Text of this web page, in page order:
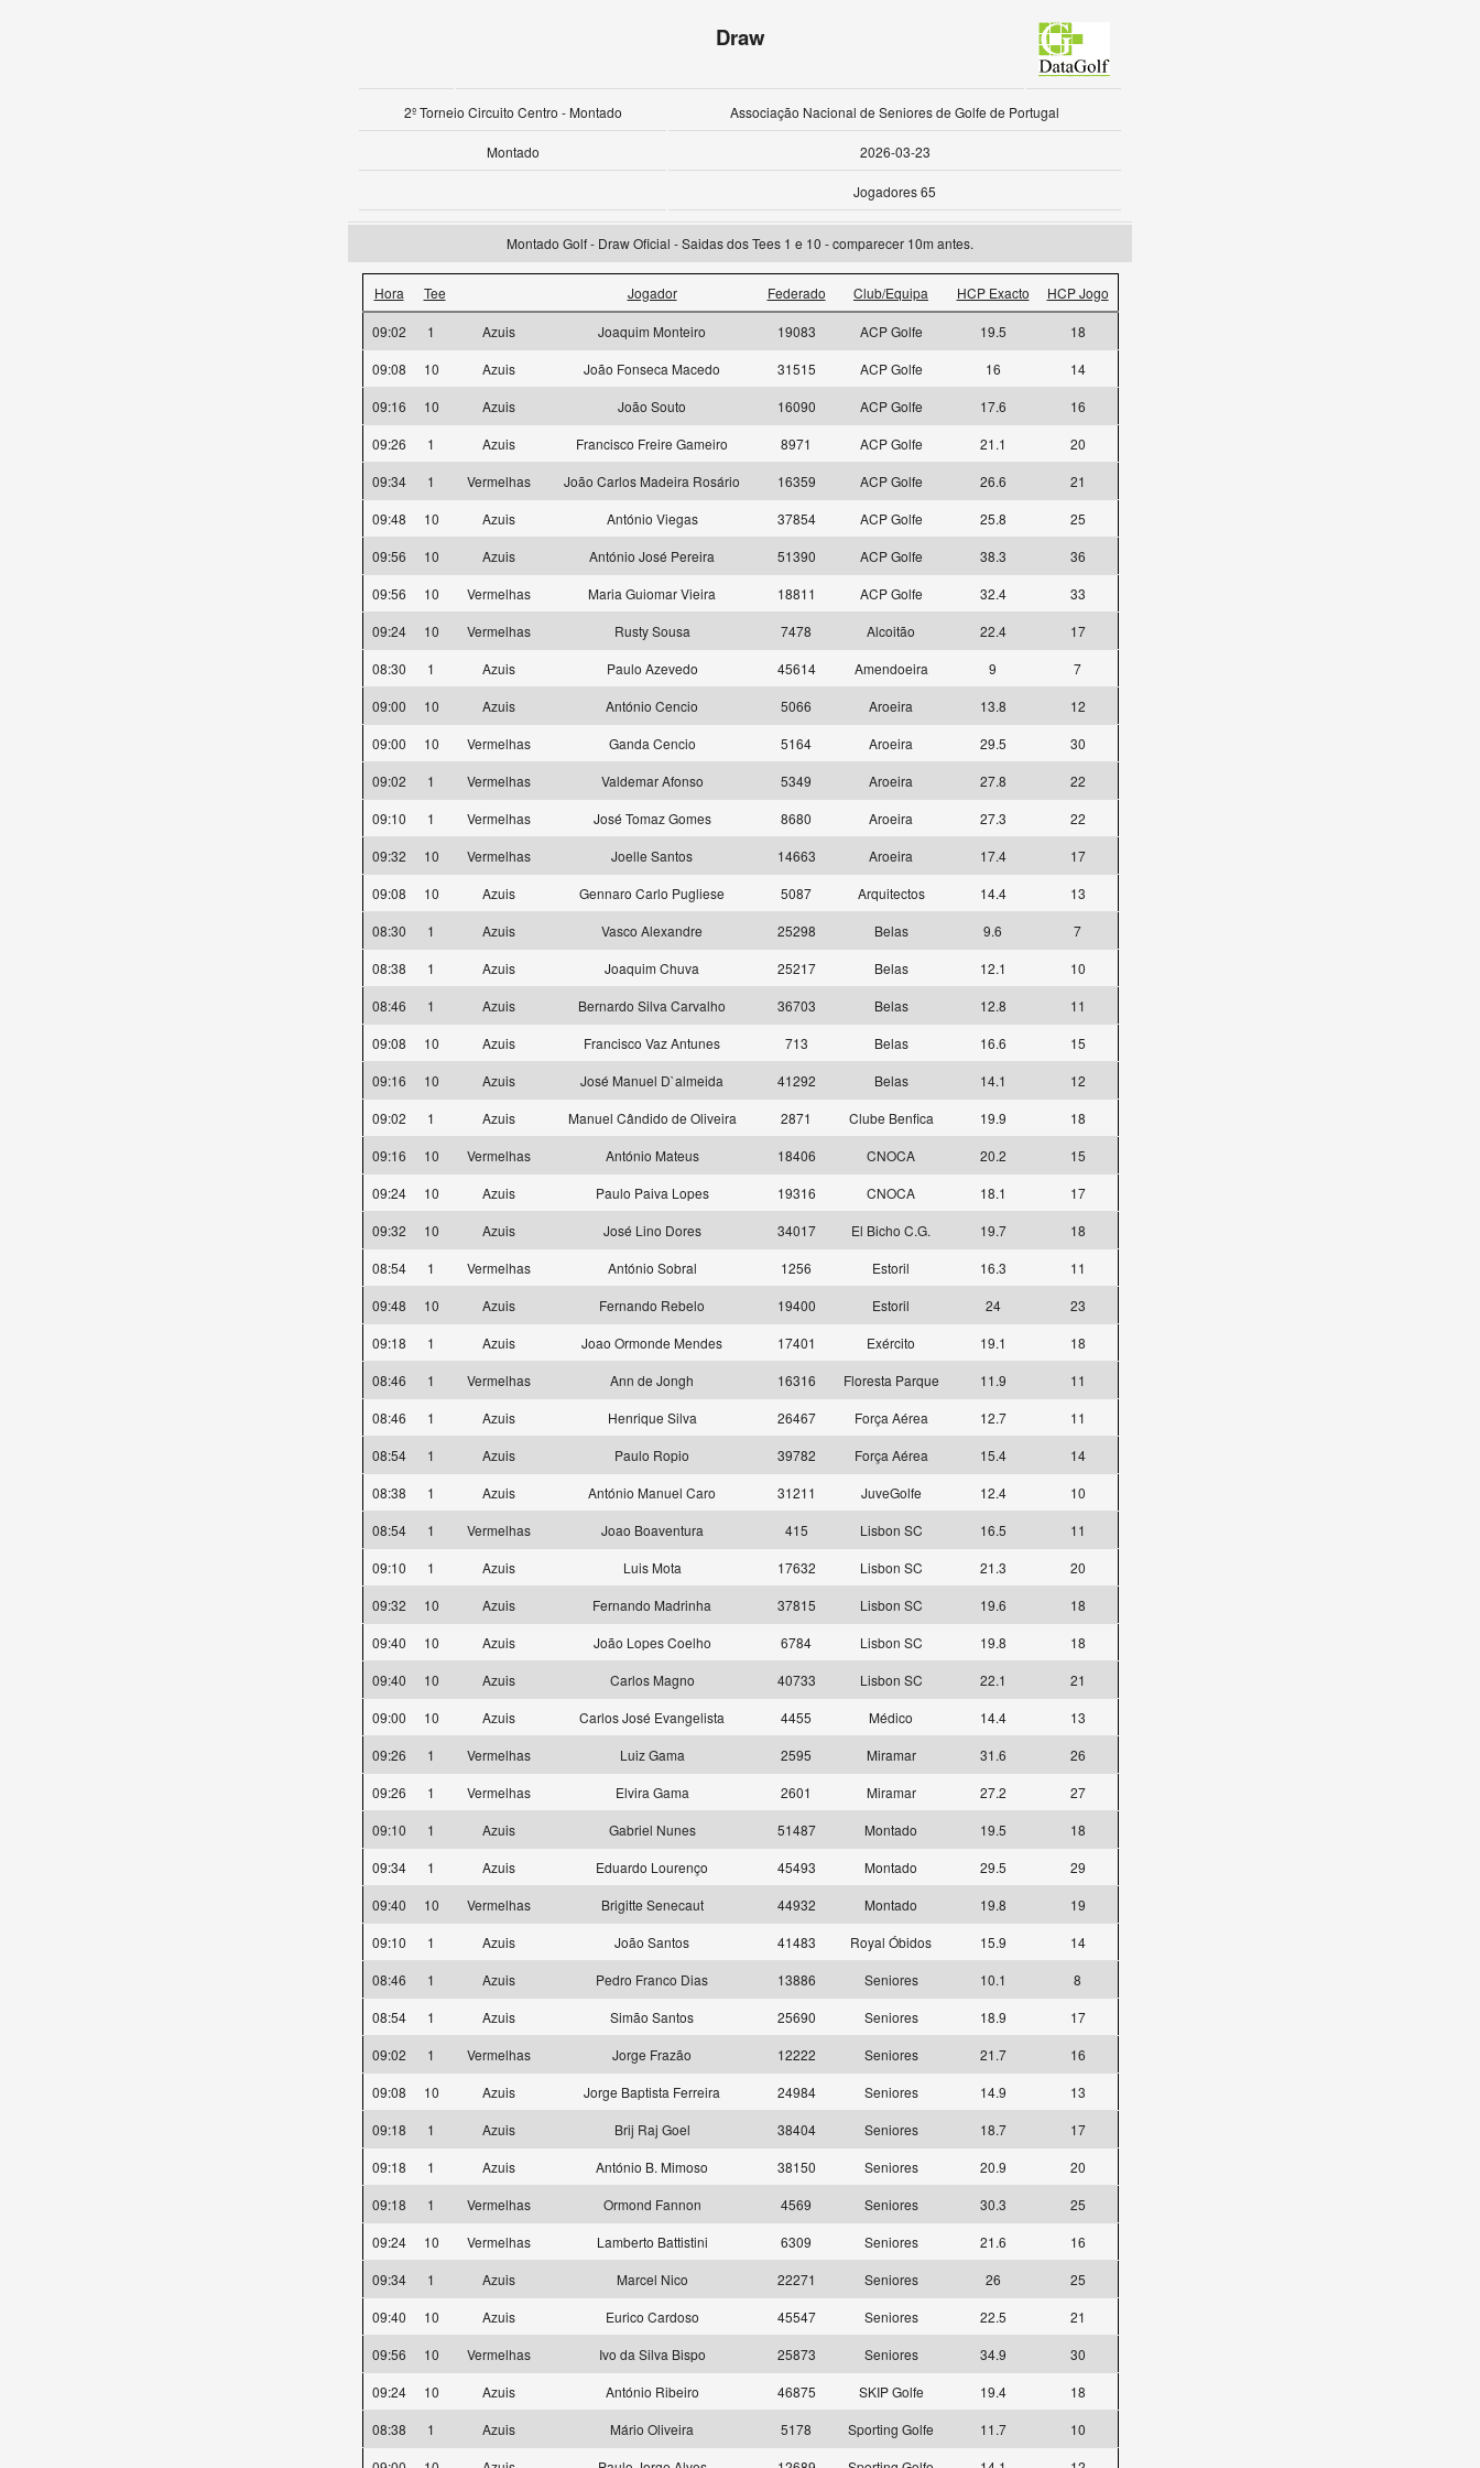
Draw
2º Torneio Circuito Centro - Montado Associação Nacional de Seniores de Golfe de Portugal
Montado 2026-03-23
Jogadores 65
Montado Golf - Draw Oficial - Saidas dos Tees 1 e 10 - comparecer 10m antes.
Hora Tee Jogador Federado Club/Equipa HCP Exacto HCP Jogo
09:02 1 Azuis Joaquim Monteiro 19083 ACP Golfe 19.5
18
09:08
10 Azuis João Fonseca Macedo 31515 ACP Golfe 16
14
09:16
10 Azuis João Souto 16090 ACP Golfe 17.6
16
09:26
1 Azuis Francisco Freire Gameiro 8971 ACP Golfe 21.1
20
09:34
1 Vermelhas João Carlos Madeira Rosário 16359 ACP Golfe 26.6
21
09:48
10 Azuis António Viegas 37854 ACP Golfe 25.8
25
09:56
10 Azuis António José Pereira 51390 ACP Golfe 38.3
36
09:56
10 Vermelhas Maria Guiomar Vieira 18811 ACP Golfe 32.4
33
09:24
10 Vermelhas Rusty Sousa 7478 Alcoitão 22.4
17
08:30
1 Azuis Paulo Azevedo 45614 Amendoeira 9
7
09:00
10 Azuis António Cencio 5066 Aroeira 13.8
12
09:00
10 Vermelhas Ganda Cencio 5164 Aroeira 29.5
30
09:02
1 Vermelhas Valdemar Afonso 5349 Aroeira 27.8
22
09:10
1 Vermelhas José Tomaz Gomes 8680 Aroeira 27.3
22
09:32
10 Vermelhas Joelle Santos 14663 Aroeira 17.4
17
09:08
10 Azuis Gennaro Carlo Pugliese 5087 Arquitectos 14.4
13
08:30
1 Azuis Vasco Alexandre 25298 Belas 9.6
7
08:38
1 Azuis Joaquim Chuva 25217 Belas 12.1
10
08:46
1 Azuis Bernardo Silva Carvalho 36703 Belas 12.8
11
09:08
10 Azuis Francisco Vaz Antunes 713 Belas 16.6
15
09:16
10 Azuis José Manuel D`almeida 41292 Belas 14.1
12
09:02
1 Azuis Manuel Cândido de Oliveira 2871 Clube Benfica 19.9
18
09:16
10 Vermelhas António Mateus 18406 CNOCA 20.2
15
09:24
10 Azuis Paulo Paiva Lopes 19316 CNOCA 18.1
17
09:32
10 Azuis José Lino Dores 34017 El Bicho C.G. 19.7
18
08:54
1 Vermelhas António Sobral 1256 Estoril 16.3
11
09:48
10 Azuis Fernando Rebelo 19400 Estoril 24
23
09:18
1 Azuis Joao Ormonde Mendes 17401 Exército 19.1
18
08:46
1 Vermelhas Ann de Jongh 16316 Floresta Parque 11.9
11
08:46
1 Azuis Henrique Silva 26467 Força Aérea 12.7
11
08:54
1 Azuis Paulo Ropio 39782 Força Aérea 15.4
14
08:38
1 Azuis António Manuel Caro 31211 JuveGolfe 12.4
10
08:54
1 Vermelhas Joao Boaventura 415 Lisbon SC 16.5
11
09:10
1 Azuis Luis Mota 17632 Lisbon SC 21.3
20
09:32
10 Azuis Fernando Madrinha 37815 Lisbon SC 19.6
18
09:40
10 Azuis João Lopes Coelho 6784 Lisbon SC 19.8
18
09:40
10 Azuis Carlos Magno 40733 Lisbon SC 22.1
21
09:00
10 Azuis Carlos José Evangelista 4455 Médico 14.4
13
09:26
1 Vermelhas Luiz Gama 2595 Miramar 31.6
26
09:26
1 Vermelhas Elvira Gama 2601 Miramar 27.2
27
09:10
1 Azuis Gabriel Nunes 51487 Montado 19.5
18
09:34
1 Azuis Eduardo Lourenço 45493 Montado 29.5
29
09:40
10 Vermelhas Brigitte Senecaut 44932 Montado 19.8
19
09:10
1 Azuis João Santos 41483 Royal Óbidos 15.9
14
08:46
1 Azuis Pedro Franco Dias 13886 Seniores 10.1
8
08:54
1 Azuis Simão Santos 25690 Seniores 18.9
17
09:02
1 Vermelhas Jorge Frazão 12222 Seniores 21.7
16
09:08
10 Azuis Jorge Baptista Ferreira 24984 Seniores 14.9
13
09:18
1 Azuis Brij Raj Goel 38404 Seniores 18.7
17
09:18
1 Azuis António B. Mimoso 38150 Seniores 20.9
20
09:18
1 Vermelhas Ormond Fannon 4569 Seniores 30.3
25
09:24
10 Vermelhas Lamberto Battistini 6309 Seniores 21.6
16
09:34
1 Azuis Marcel Nico 22271 Seniores 26
25
09:40
10 Azuis Eurico Cardoso 45547 Seniores 22.5
21
09:56
10 Vermelhas Ivo da Silva Bispo 25873 Seniores 34.9
30
09:24
10 Azuis António Ribeiro 46875 SKIP Golfe 19.4
18
08:38
1 Azuis Mário Oliveira 5178 Sporting Golfe 11.7
10